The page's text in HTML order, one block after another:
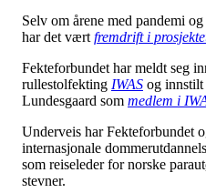
Selv om årene med pandemi
har det vært fremdrift i
Fekteforbundet har meldt seg
rullestolfekting IWAS og
Lundesgaard som medlem i
Underveis har Fekteforbundet
internasjonale
som reiseleder for norske
stevner.